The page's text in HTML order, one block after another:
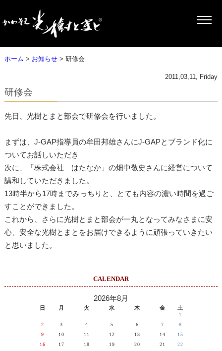
ホーム > お知らせ> 研修会
2011,03,11, Friday
研修会
先日、光樹とまと部会で研修会を行いました。
まずは、J-GAP指導員の牟田邦雄さんにJ-GAPとブランド化に
ついてお話しいただき
次に、「株式会社 はたなか」の畑中敬史さんに経営について
講和していただきました。
13時半から17時までみっちりと、とても内容の濃い時間を過ご
すことができました。
これから、さらに光樹とまと部会が一丸となってみなさまに安
心、安全な光樹とまとをお届けできるように頑張っていきたい
と思いました。
CALENDAR
2026年8月
日 月 火 水 木 金 土
1
2
3 4 5 6 7
8
9
10 11 12 13 14
15
16
17 18 19 20 21
22